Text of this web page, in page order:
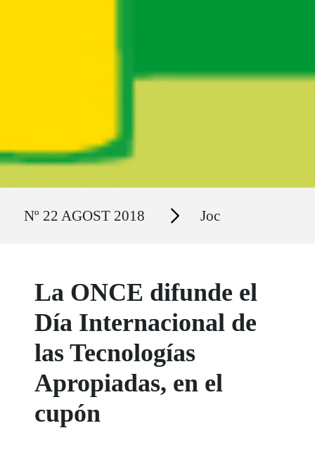
Nº 22 AGOST 2018 Secciones Joc
La ONCE difunde el
Día Internacional de
las Tecnologías
Apropiadas, en el
cupón